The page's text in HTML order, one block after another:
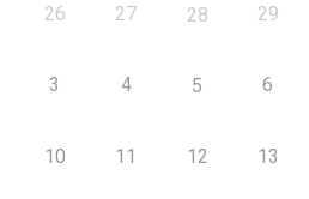
26 27 28 29
3 4 5 6
10 11 12 13